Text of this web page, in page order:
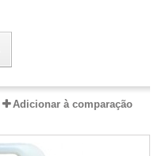
Adicionar à comparação